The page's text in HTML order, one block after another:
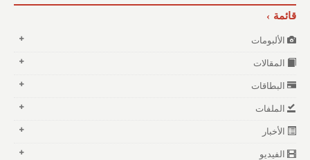
شباب ورياضة
قائمة
الألبومات
المقالات
البطاقات
الملفات
الأخبار
الفيديو